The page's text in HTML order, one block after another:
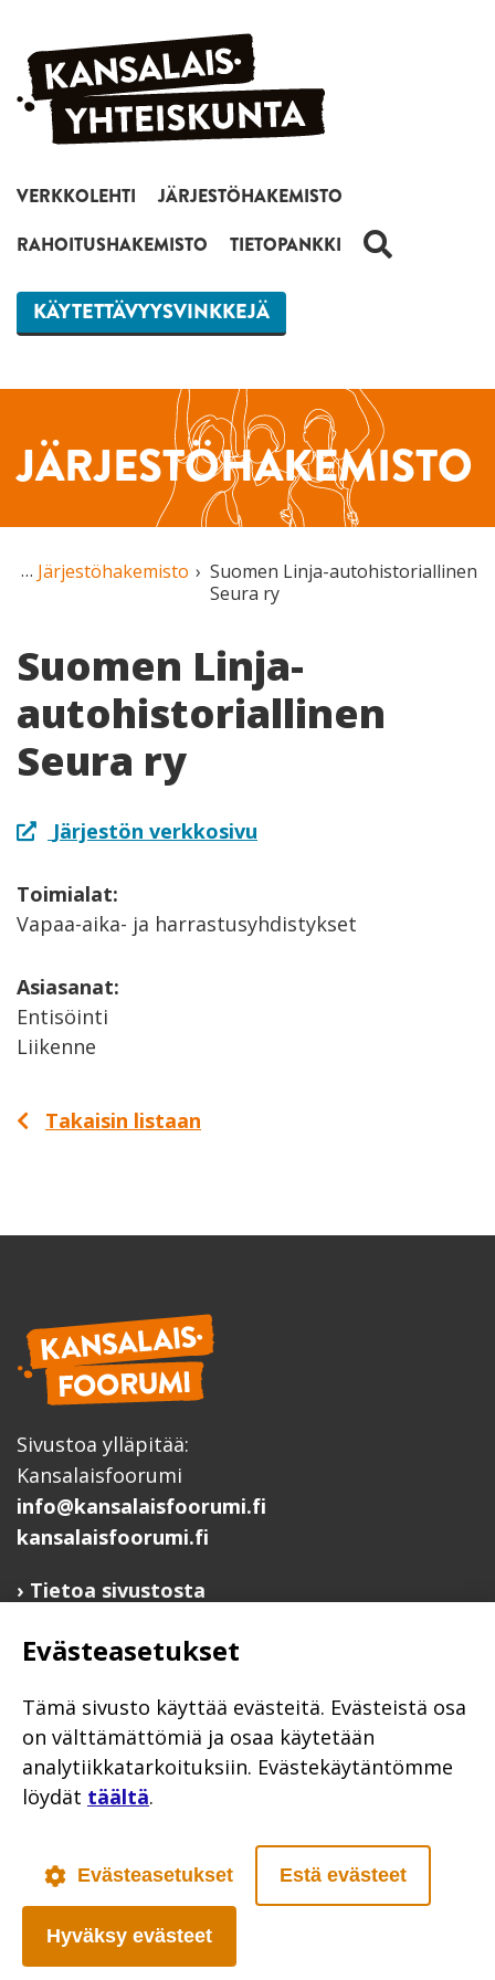
Siirry sisältöön
VERKKOLEHTI
JÄRJESTÖHAKEMISTO
RAHOITUSHAKEMISTO
TIETOPANKKI HAKU
KÄYTETTÄVYYSVINKKEJÄ
JÄRJESTÖHAKEMISTO
Järjestöhakemisto
Suomen Linja-autohistoriallinen
Seura ry
Suomen Linja-
autohistoriallinen
Seura ry
Järjestön verkkosivu
Toimialat:
Vapaa-aika- ja harrastusyhdistykset
Asiasanat:
Entisöinti
Liikenne
Takaisin listaan
Sivustoa ylläpitää:
Kansalaisfoorumi
info@kansalaisfoorumi.fi
kansalaisfoorumi.fi
Tietoa sivustosta
Ilmoita järjestösi järjestöhakemistoon
Järjestötietäjä-testi
Anna palautetta
Saavutettavuusseloste
Evästekäytännöt
Poutapilvi web design
Evästeasetukset
Tämä sivusto käyttää evästeitä. Evästeistä osa
on välttämättömiä ja osaa käytetään
analytiikkatarkoituksiin. Evästekäytäntömme
löydät täältä.
Evästeasetukset Estä evästeet
Hyväksy evästeet